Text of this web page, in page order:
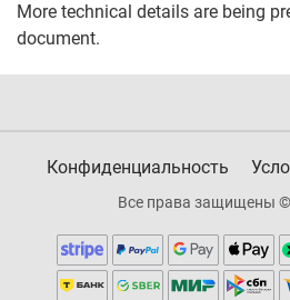
More technical details are being
document.
Конфиденциальность
Все права защищены ©